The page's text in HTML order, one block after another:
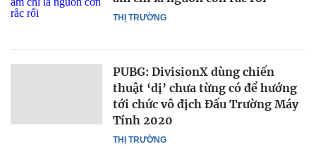
THỊ TRƯỜNG
THỊ TRƯỜNG
PUBG: DivisionX dùng chiến
thuật ‘dị’ chưa từng có để hướng
tới chức vô địch Đấu Trường Máy
Tính 2020